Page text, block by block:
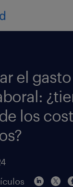
el
los